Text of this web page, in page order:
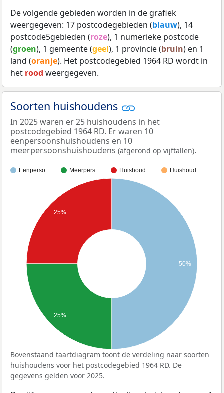
De volgende gebieden worden in de grafiek
weergegeven: 17 postcodegebieden (blauw), 14
postcode5gebieden (roze), 1 numerieke postcode
(groen), 1 gemeente (geel), 1 provincie (bruin) en 1
land (oranje). Het postcodegebied 1964 RD wordt in
het rood weergegeven.
Soorten huishoudens
In 2025 waren er 25 huishoudens in het
postcodegebied 1964 RD. Er waren 10
eenpersoonshuishoudens en 10
meerpersoonshuishoudens (afgerond op vijftallen).
Eenperso… Meerpers… Huishoud… Huishoud…
25%
25%
50%
Bovenstaand taartdiagram toont de verdeling naar soorten
huishoudens voor het postcodegebied 1964 RD. De
gegevens gelden voor 2025.